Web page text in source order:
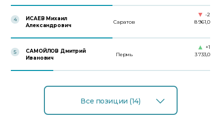
4
ИСАЕВ Михаил
Александрович
Саратов 8 961,0
-2
5
САМОЙЛОВ Дмитрий
Иванович
Пермь 3 733,0
+1
Все позиции (14)